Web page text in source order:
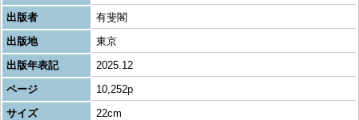
出版者
有斐閣
出版地
東京
出版年表記
2025.12
ページ
10,252p
サイズ
22cm